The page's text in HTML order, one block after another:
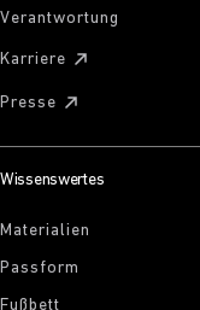
Verantwortung
Karriere
Presse
Wissenswertes
Materialien
Passform
Fußbett